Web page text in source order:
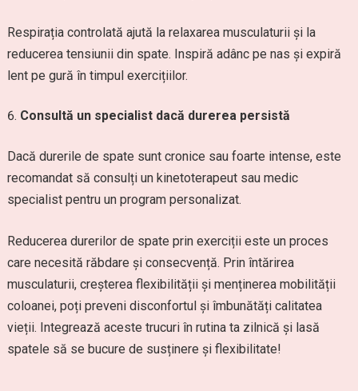
Respirația controlată ajută la relaxarea musculaturii și la
reducerea tensiunii din spate. Inspiră adânc pe nas și expiră
lent pe gură în timpul exercițiilor.
Consultă un specialist dacă durerea persistă
Dacă durerile de spate sunt cronice sau foarte intense, este
recomandat să consulți un kinetoterapeut sau medic
specialist pentru un program personalizat.
Reducerea durerilor de spate prin exerciții este un proces
care necesită răbdare și consecvență. Prin întărirea
musculaturii, creșterea flexibilității și menținerea mobilității
coloanei, poți preveni disconfortul și îmbunătăți calitatea
vieții. Integrează aceste trucuri în rutina ta zilnică și lasă
spatele să se bucure de susținere și flexibilitate!